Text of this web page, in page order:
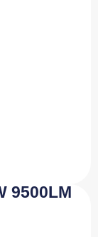
9500LM